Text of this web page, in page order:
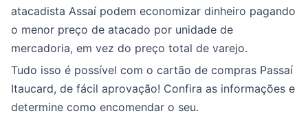
atacadista Assaí podem economizar dinheiro pagando
o menor preço de atacado por unidade de
mercadoria, em vez do preço total de varejo.
Tudo isso é possível com o cartão de compras Passaí
Itaucard, de fácil aprovação! Confira as informações e
determine como encomendar o seu.